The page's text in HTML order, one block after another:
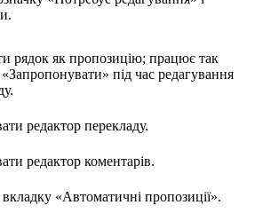
рядок як пропозицію; працює так
під час редагування
редактор перекладу.
редактор коментарів.
«Автоматичні пропозиції».